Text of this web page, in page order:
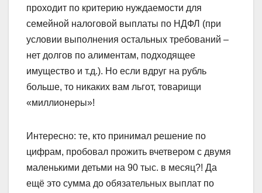
проходит по критерию нуждаемости для
семейной налоговой выплаты по НДФЛ (при
условии выполнения остальных требований –
нет долгов по алиментам, подходящее
имущество и т.д.). Но если вдруг на рубль
больше, то никаких вам льгот, товарищи
«миллионеры»!
Интересно: те, кто принимал решение по
цифрам, пробовал прожить вчетвером с двумя
маленькими детьми на 90 тыс. в месяц?! Да
ещё это сумма до обязательных выплат по